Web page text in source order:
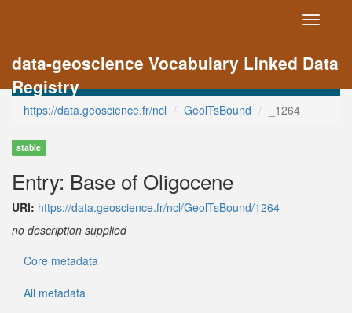
Toggle
data-geoscience Vocabulary Linked Data
Registry
https://data.geoscience.fr/ncl GeolTsBound _1264
stable
Entry: Base of Oligocene
URI: https://data.geoscience.fr/ncl/GeolTsBound/1264
no description supplied
Core metadata
All metadata